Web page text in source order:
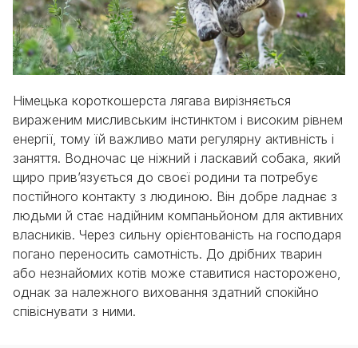
Німецька короткошерста лягава вирізняється
вираженим мисливським інстинктом і високим рівнем
енергії, тому їй важливо мати регулярну активність і
заняття. Водночас це ніжний і ласкавий собака, який
щиро прив’язується до своєї родини та потребує
постійного контакту з людиною. Він добре ладнає з
людьми й стає надійним компаньйоном для активних
власників. Через сильну орієнтованість на господаря
погано переносить самотність. До дрібних тварин
або незнайомих котів може ставитися насторожено,
однак за належного виховання здатний спокійно
співіснувати з ними.